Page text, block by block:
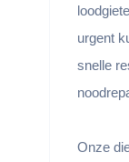
urgent
snelle
Onze